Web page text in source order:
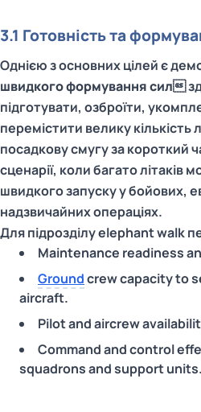
3.1 Готовність та
Однією з основних цілей є
швидкого формування сил
підготувати, озброїти,
перемістити велику кількість
посадкову смугу за короткий
сценарії, коли багато літаків
швидкого запуску у бойових,
надзвичайних операціях.
Для підрозділу elephant walk
Maintenance readiness
Groundcrew capacity to
aircraft.
Pilot and aircrew
Command and control
squadrons and support units.